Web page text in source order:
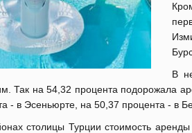
В
Так на 54,32 процента подорожала
- в Эсеньюрте, на 50,37 процента - в
столицы Турции стоимость